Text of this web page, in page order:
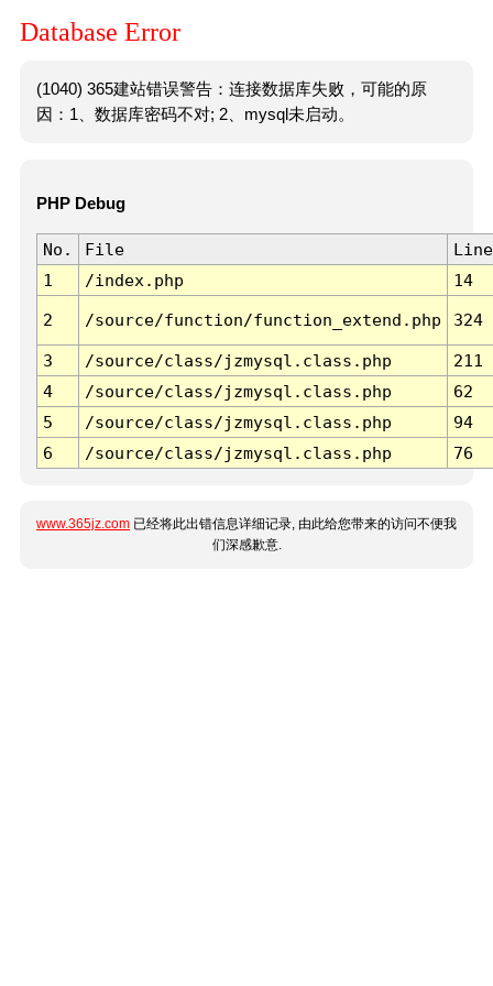
Database Error
(1040) 365建站错误警告：连接数据库失败，可能的原
因：1、数据库密码不对; 2、mysql未启动。
PHP Debug
No. File
Line
1
/index.php 14
2 /source/function/function_extend.php 324
3 /source/class/jzmysql.class.php
211
4
/source/class/jzmysql.class.php
62
5
/source/class/jzmysql.class.php
94
6
/source/class/jzmysql.class.php 76
www.365jz.com 已经将此出错信息详细记录, 由此给您带来的访问不便我
们深感歉意.